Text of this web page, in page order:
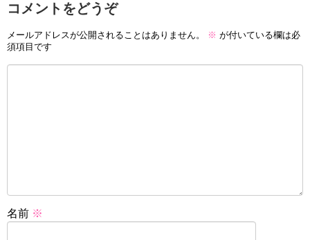
コメントをどうぞ
メールアドレスが公開されることはありません。 ※ が付いている欄は必
須項目です
名前 ※